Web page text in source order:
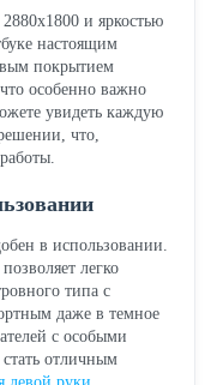
и яркостью
настоящим
покрытием
особенно важно
увидеть каждую
что,
в использовании.
легко
типа с
даже в темное
с особыми
отличным